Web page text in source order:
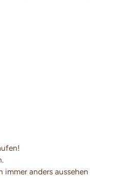
anders aussehen